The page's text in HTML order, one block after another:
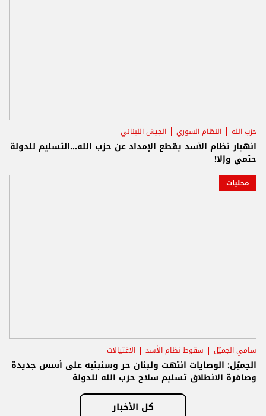
حزب الله النظام السوري الجيش اللبناني
انهيار نظام الأسد يقطع الإمداد عن حزب الله...التسليم للدولة
حتمي وإلا!
محليات
سامي الجميّل سقوط نظام الأسد الاغتيالات
الجميّل: الوصايات انتهت ولبنان حر وسنبنيه على أسس جديدة
وصافرة الانطلاق تسليم سلاح حزب الله للدولة
كل الأخبار